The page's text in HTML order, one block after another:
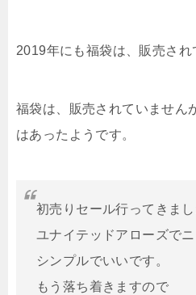
2019年にも福袋は、販売され
福袋は、販売されていません
はあったようです。
初売りセール行ってきまし
ユナイテッドアローズで
シンプルでいいです。
もう落ち着きますので